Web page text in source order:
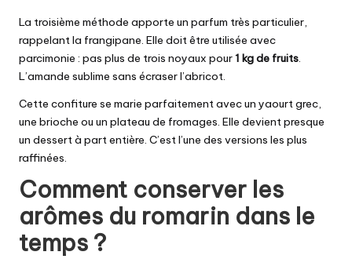
La troisième méthode apporte un parfum très particulier,
rappelant la frangipane. Elle doit être utilisée avec
parcimonie : pas plus de trois noyaux pour1 kg de fruits.
L’amande sublime sans écraser l’abricot.
Cette confiture se marie parfaitement avec un yaourt grec,
une brioche ou un plateau de fromages. Elle devient presque
un dessert à part entière. C’est l’une des versions les plus
raffinées.
Comment conserver les
arômes du romarin dans le
temps ?